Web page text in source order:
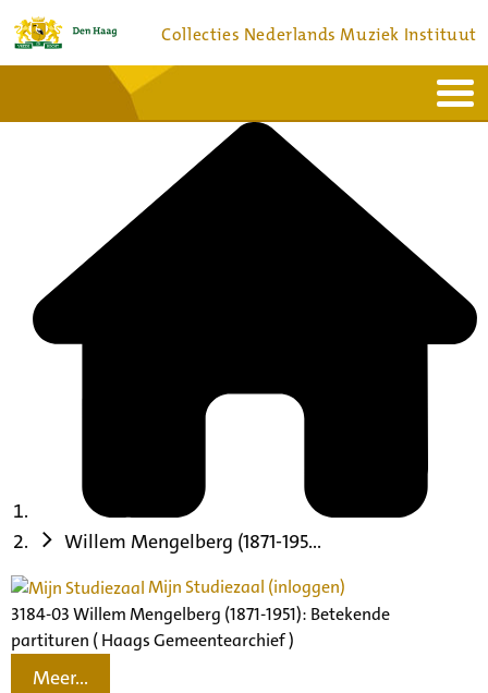
Collecties Nederlands Muziek Instituut
Bronnen en collecties
Willem Mengelberg (1871-195...
Mijn Studiezaal (inloggen)
3184-03 Willem Mengelberg (1871-1951): Betekende
partituren ( Haags Gemeentearchief )
Meer...